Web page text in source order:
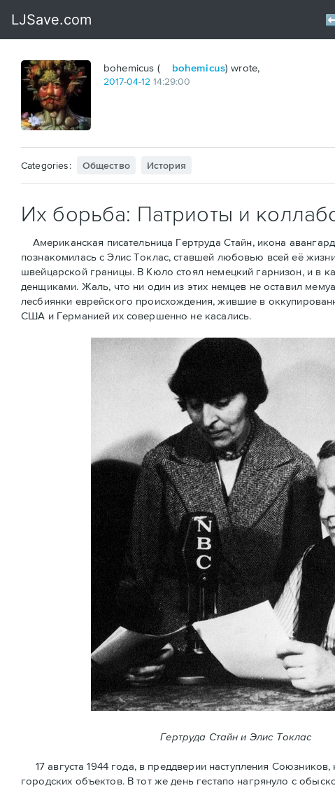
bohemicus ( bohemicus) wrote,
2017-04-12 14:29:00
Categories: Общество История
Их борьба: Патриоты и
Американская писательница Гертруда Стайн, икона
познакомилась с Элис Токлас, ставшей любовью всей её
швейцарской границы. В Кюло стоял немецкий гарнизон, и в
денщиками. Жаль, что ни один из этих немцев не оставил
лесбиянки еврейского происхождения, жившие в
США и Германией их совершенно не касались.
Гертруда Стайн и Элис Токлас
17 августа 1944 года, в преддверии наступления
городских объектов. В тот же день гестапо нагрянуло с